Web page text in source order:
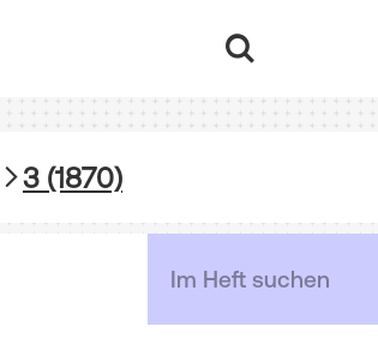
3 (1870)